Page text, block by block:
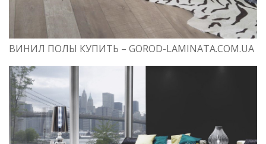
ВИНИЛ ПОЛЫ КУПИТЬ – GOROD-LAMINATA.COM.UA